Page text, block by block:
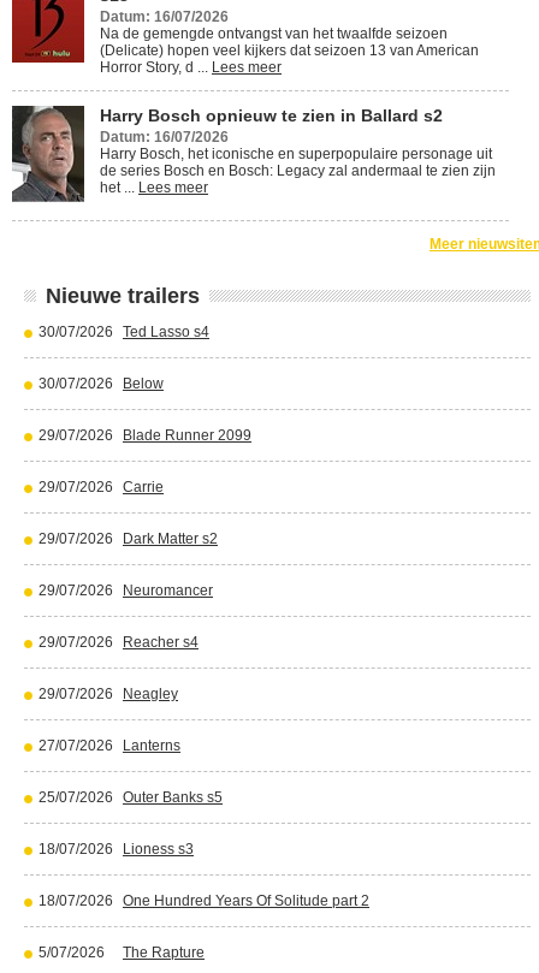
Datum: 16/07/2026
Na de gemengde ontvangst van het twaalfde seizoen
(Delicate) hopen veel kijkers dat seizoen 13 van American
Horror Story, d ... Lees meer
Harry Bosch opnieuw te zien in Ballard s2
Datum: 16/07/2026
Harry Bosch, het iconische en superpopulaire personage uit
de series Bosch en Bosch: Legacy zal andermaal te zien zijn
het ... Lees meer
Meer
Nieuwe trailers
30/07/2026 Ted Lasso s4
30/07/2026 Below
29/07/2026 Blade Runner 2099
29/07/2026 Carrie
29/07/2026 Dark Matter s2
29/07/2026 Neuromancer
29/07/2026 Reacher s4
29/07/2026 Neagley
27/07/2026 Lanterns
25/07/2026 Outer Banks s5
18/07/2026 Lioness s3
18/07/2026 One Hundred Years Of Solitude part 2
5/07/2026 The Rapture